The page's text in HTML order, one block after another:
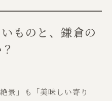
ものと、鎌倉の
景」も「美味しい寄り